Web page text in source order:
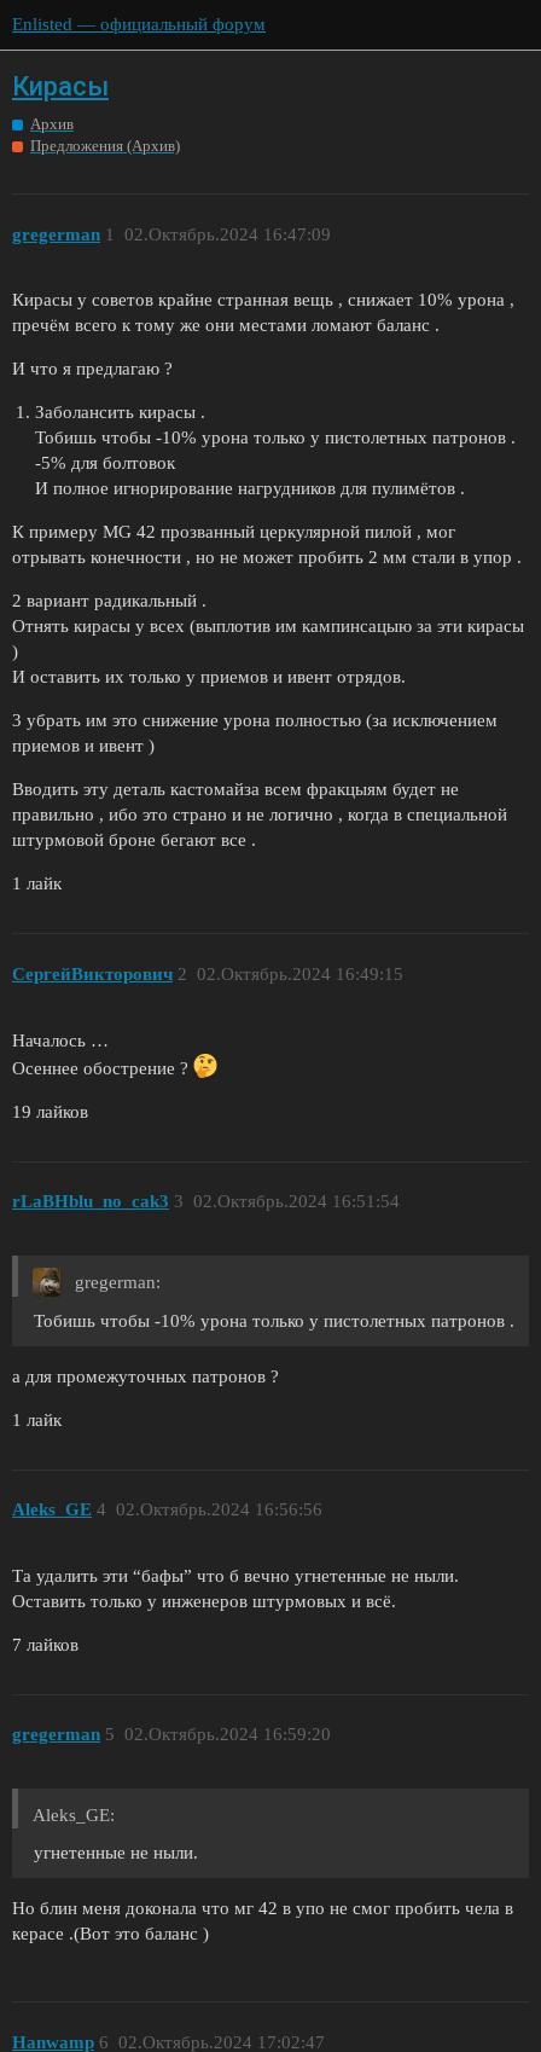
Enlisted — официальный форум
Кирасы
Архив
Предложения (Архив)
gregerman 02.Октябрь.2024 16:47:09
1
Кирасы у советов крайне странная вещь , снижает 10% урона ,
пречём всего к тому же они местами ломают баланс .
И что я предлагаю ?
Заболансить кирасы .
Тобишь чтобы -10% урона только у пистолетных патронов .
-5% для болтовок
И полное игнорирование нагрудников для пулимётов .
К примеру MG 42 прозванный церкулярной пилой , мог
отрывать конечности , но не может пробить 2 мм стали в упор .
2 вариант радикальный .
Отнять кирасы у всех (выплотив им кампинсацыю за эти кирасы
)
И оставить их только у приемов и ивент отрядов.
3 убрать им это снижение урона полностью (за исключением
приемов и ивент )
Вводить эту деталь кастомайза всем фракцыям будет не
правильно , ибо это страно и не логично , когда в специальной
штурмовой броне бегают все .
1 лайк
СeргeйВикторович 02.Октябрь.2024 16:49:15
2
Началось …
Осеннее обострение ?
19 лайков
rLaBHblu_no_cak3 02.Октябрь.2024 16:51:54
3
gregerman:
Тобишь чтобы -10% урона только у пистолетных патронов .
а для промежуточных патронов ?
1 лайк
Aleks_GE 02.Октябрь.2024 16:56:56
4
Та удалить эти “бафы” что б вечно угнетенные не ныли.
Оставить только у инженеров штурмовых и всё.
7 лайков
gregerman 02.Октябрь.2024 16:59:20
5
Aleks_GE:
угнетенные не ныли.
Но блин меня доконала что мг 42 в упо не смог пробить чела в
керасе .(Вот это баланс )
Hanwamp 02.Октябрь.2024 17:02:47
6